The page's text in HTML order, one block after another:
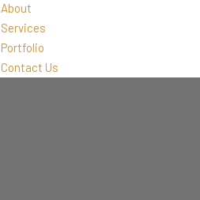
About
Services
Portfolio
Contact Us